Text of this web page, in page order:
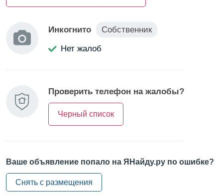
Санузел —
Балкон/Лоджия —балкон
Инкогнито
Собственник
Нет жалоб
Проверить телефон на жалобы?
Черный список
Ваше объявление попало на ЯНайду.ру по ошибке?
Снять с размещения